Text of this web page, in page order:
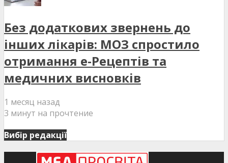
Без додаткових звернень до
інших лікарів: МОЗ спростило
отримання е-Рецептів та
медичних висновків
1 месяц назад
3 минут на прочтение
Вибір редакції